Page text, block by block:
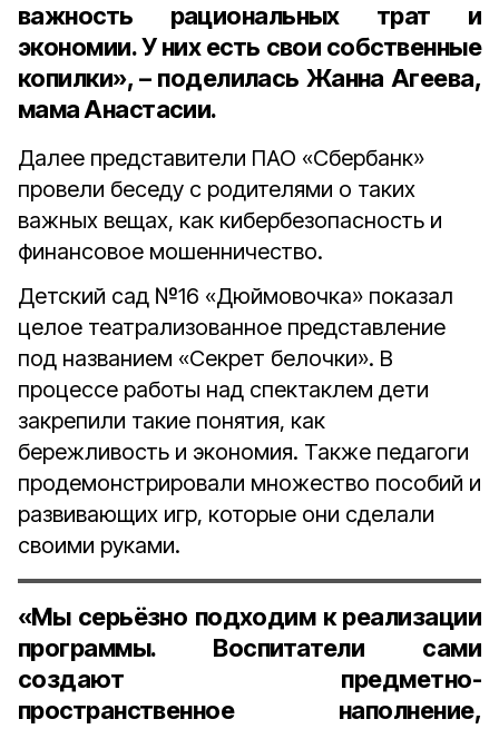
важность рациональных трат и
экономии. У них есть свои собственные
копилки», – поделилась Жанна Агеева,
мамаАнастасии.
Далее представители ПАО «Сбербанк»
провели беседу с родителями о таких
важных вещах, как кибербезопасность и
финансовое мошенничество.
Детский сад №16 «Дюймовочка» показал
целое театрализованное представление
под названием «Секрет белочки». В
процессе работы над спектаклем дети
закрепили такие понятия, как
бережливость и экономия. Также педагоги
продемонстрировали множество пособий и
развивающих игр, которые они сделали
своими руками.
«Мы серьёзно подходим к реализации
программы. Воспитатели сами
создают предметно-
пространственное наполнение,